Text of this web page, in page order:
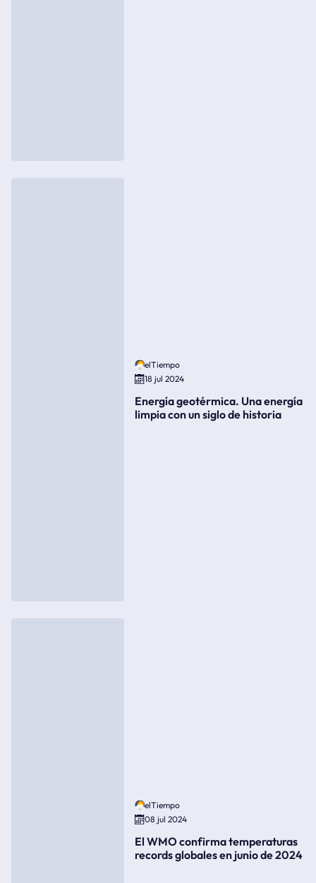
elTiempo
18 jul 2024
Energía geotérmica. Una energía
limpia con un siglo de historia
elTiempo
08 jul 2024
El WMO confirma temperaturas
records globales en junio de 2024